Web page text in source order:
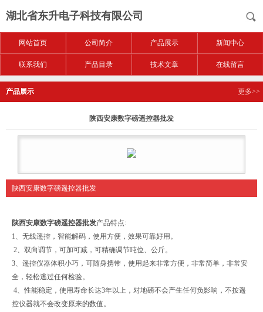
湖北省东升电子科技有限公司
网站首页 公司简介 产品展示 新闻中心
联系我们 产品目录 技术文章 在线留言
产品展示 更多>>
陕西安康数字磅遥控器批发
陕西安康数字磅遥控器批发
陕西安康数字磅遥控器批发产品特点:
1、无线遥控，智能解码，使用方便，效果可靠好用。
2、双向调节，可加可减，可精确调节吨位、公斤。
3、遥控仪器体积小巧，可随身携带，使用起来非常方便，非常简单，非常安
全，轻松逃过任何检验。
4、性能稳定，使用寿命长达3年以上，对地磅不会产生任何负影响，不按遥
控仪器就不会改变原来的数值。